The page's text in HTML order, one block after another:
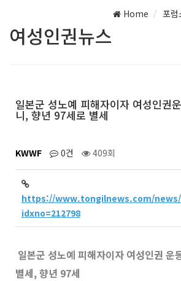
Home 포럼
여성인권뉴스
일본군 성노예 피해자이자 여성인권
니, 향년 97세로 별세
KWWF 0건 409회
https://www.tongilnews.com/
idxno=212798
일본군 성노예 피해자이자 여성인권 운
별세, 향년 97세